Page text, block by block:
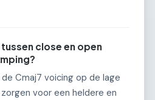
close en open
Cmaj7 voicing op de lage
voor een heldere en